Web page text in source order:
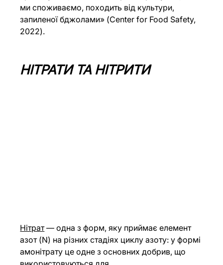
ми споживаємо, походить від культури,
запиленої бджолами» (Center for Food Safety,
2022).
НІТРАТИ ТА НІТРИТИ
Нітрат — одна з форм, яку приймає елемент
азот (N) на різних стадіях циклу азоту: у формі
амонітрату це одне з основних добрив, що